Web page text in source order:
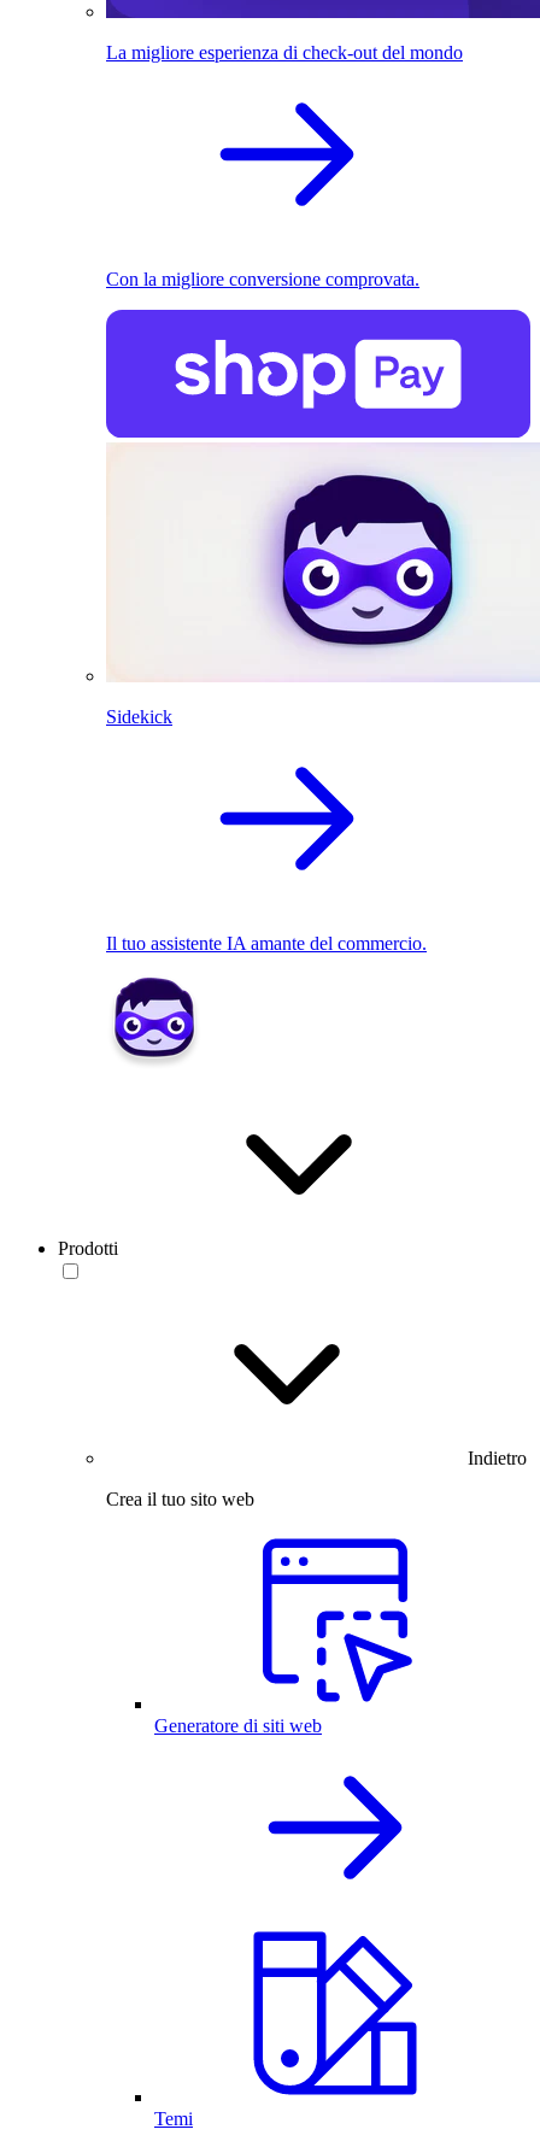
La migliore esperienza di check-out del mondo
Con la migliore conversione comprovata.
Sidekick
Il tuo assistente IA amante del commercio.
Prodotti
Indietro
Crea il tuo sito web
Generatore di siti web
Temi